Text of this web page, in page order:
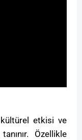
kültürel etkisi ve
Özellikle